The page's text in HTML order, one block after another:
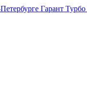
Гарант Турбо